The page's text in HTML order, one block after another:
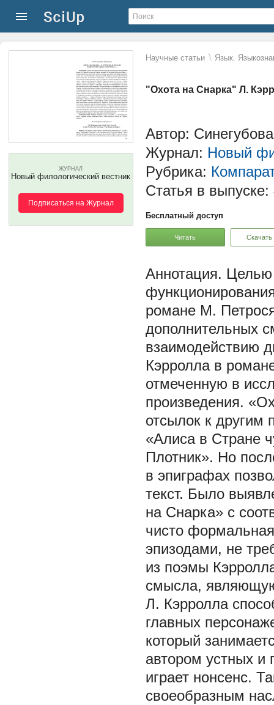
Научные статьи \ Язык.
"Охота на Снарка" Л.
ЖУРНАЛ
Новый филологический вестник
Подписаться на Журнал
Автор:
Журнал: Новый
Рубрика:
Статья в выпуске:
Бесплатный доступ
Читать Скачать
Целью
романе М.
дополнительных
взаимодействию
Кэрролла в
отмеченную в
произведения.
отсылок к другим
«Алиса в Стране
Плотник». Но
в эпиграфах
текст. Было
на Снарка» с
чисто
эпизодами, не
из поэмы
смысла,
Л. Кэрролла
главных
который
автором устных и
играет нонсенс.
своеобразным